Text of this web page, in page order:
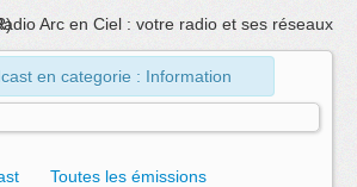
Ciel : votre radio et ses réseaux sociaux ont
en categorie : Information
Toutes les émissions